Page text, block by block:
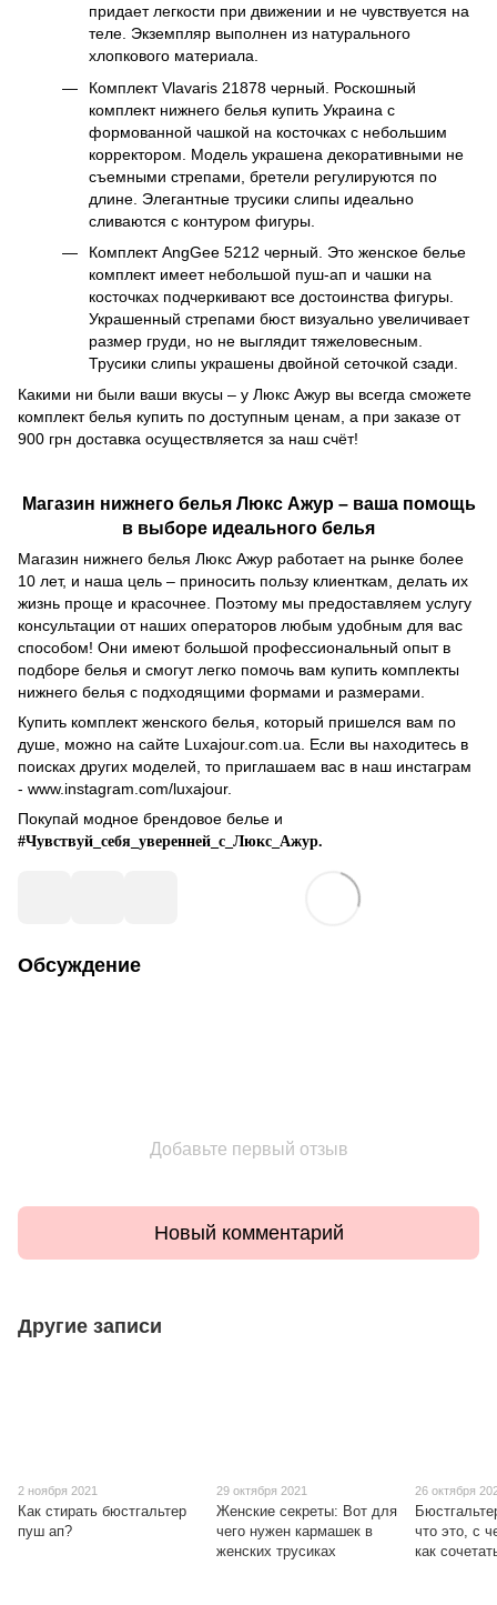
придает легкости при движении и не чувствуется на
теле. Экземпляр выполнен из натурального
хлопкового материала.
Комплект Vlavaris 21878 черный. Роскошный
комплект нижнего белья купить Украина с
формованной чашкой на косточках с небольшим
корректором. Модель украшена декоративными не
съемными стрепами, бретели регулируются по
длине. Элегантные трусики слипы идеально
сливаются с контуром фигуры.
Комплект AngGee 5212 черный. Это женское белье
комплект имеет небольшой пуш-ап и чашки на
косточках подчеркивают все достоинства фигуры.
Украшенный стрепами бюст визуально увеличивает
размер груди, но не выглядит тяжеловесным.
Трусики слипы украшены двойной сеточкой сзади.
Какими ни были ваши вкусы – у Люкс Ажур вы всегда сможете
комплект белья купить по доступным ценам, а при заказе от
900 грн доставка осуществляется за наш счёт!
Магазин нижнего белья Люкс Ажур – ваша помощь
в выборе идеального белья
Магазин нижнего белья Люкс Ажур работает на рынке более
10 лет, и наша цель – приносить пользу клиенткам, делать их
жизнь проще и красочнее. Поэтому мы предоставляем услугу
консультации от наших операторов любым удобным для вас
способом! Они имеют большой профессиональный опыт в
подборе белья и смогут легко помочь вам купить комплекты
нижнего белья с подходящими формами и размерами.
Купить комплект женского белья, который пришелся вам по
душе, можно на сайте Luxajour.com.ua. Если вы находитесь в
поисках других моделей, то приглашаем вас в наш инстаграм
- www.instagram.com/luxajour.
Покупай модное брендовое белье и
#Чувствуй_себя_уверенней_с_Люкс_Ажур.
Обсуждение
Добавьте первый отзыв
Новый комментарий
Другие записи
2 ноября 2021
Как стирать бюстгальтер
пуш ап?
29 октября 2021
Женские секреты: Вот для
чего нужен кармашек в
женских трусиках
26 октября
что это, с
как